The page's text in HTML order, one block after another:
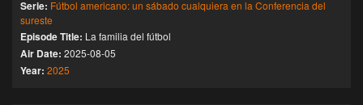
Serie: Fútbol americano: un sábado cualquiera en la Conferencia del
sureste
Episode Title: La familia del fútbol
Air Date: 2025-08-05
Year: 2025